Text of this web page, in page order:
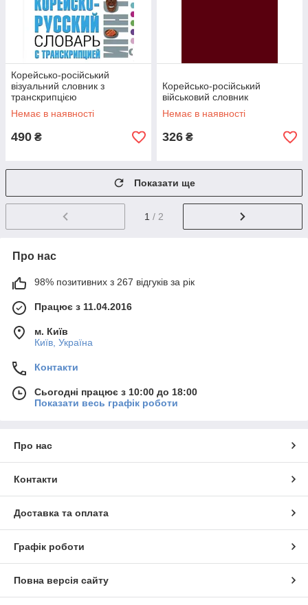
Корейсько-російський
візуальний словник з
транскрипцією
Немає в наявності
490 ₴
Корейсько-російський
військовий словник
Немає в наявності
326 ₴
Показати ще
1 / 2
Про нас
98% позитивних з 267 відгуків за рік
Працює з 11.04.2016
м. Київ
Київ, Україна
Контакти
Сьогодні працює з 10:00 до 18:00
Показати весь графік роботи
Про нас
Контакти
Доставка та оплата
Графік роботи
Повна версія сайту